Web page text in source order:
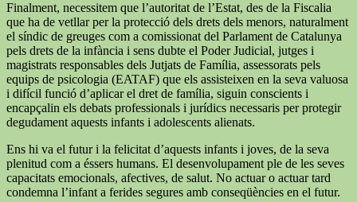
Finalment, necessitem que l’autoritat de l’Estat, des de la Fiscalia
que ha de vetllar per la protecció dels drets dels menors, naturalment
el síndic de greuges com a comissionat del Parlament de Catalunya
pels drets de la infància i sens dubte el Poder Judicial, jutges i
magistrats responsables dels Jutjats de Família, assessorats pels
equips de psicologia (EATAF) que els assisteixen en la seva valuosa
i difícil funció d’aplicar el dret de família, siguin conscients i
encapçalin els debats professionals i jurídics necessaris per protegir
degudament aquests infants i adolescents alienats.
Ens hi va el futur i la felicitat d’aquests infants i joves, de la seva
plenitud com a éssers humans. El desenvolupament ple de les seves
capacitats emocionals, afectives, de salut. No actuar o actuar tard
condemna l’infant a ferides segures amb conseqüències en el futur.